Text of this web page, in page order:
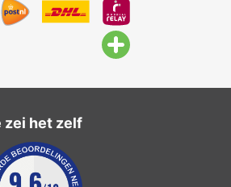
zei het zelf